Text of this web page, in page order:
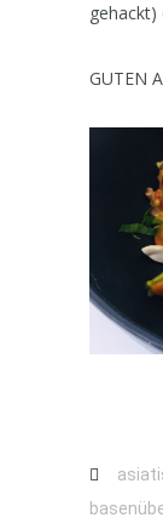
gehackt)
GUTEN